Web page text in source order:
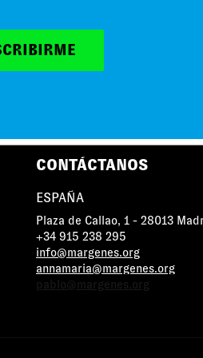
EL APOYO DE
CONTÁCTANOS
ESPAÑA
Plaza de Callao, 1 - 28013
+34 915 238 295
info@margenes.org
annamaria@margenes.org
pablo@margenes.org